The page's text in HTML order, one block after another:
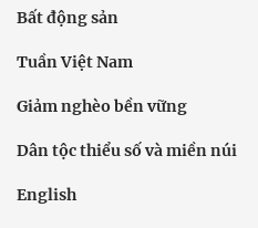
Bất động sản
Tuần Việt Nam
Giảm nghèo bền vững
Dân tộc thiểu số và miền núi
English